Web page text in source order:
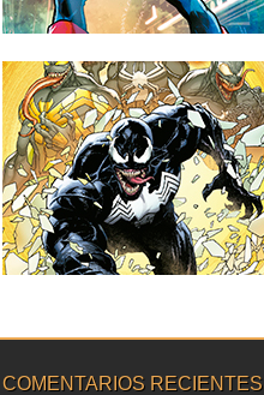
Sé el primero en comentar ▶
MARVEL PREVIEW
QUEEN IN BLACK.
VENOM UNCHAINED #1
A continuación puedes ver la portada y
las primeras páginas del...
Sé el primero en comentar ▶
COMENTARIOS RECIENTES